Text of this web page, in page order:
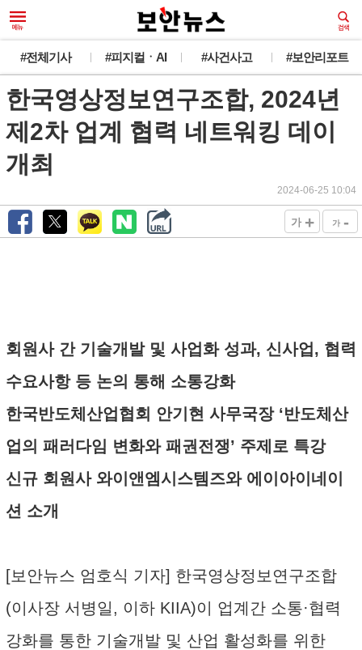
#전체기사 #피지컬ㆍAI #사건사고 #보안리포트
한국영상정보연구조합, 2024년
제2차 업계 협력 네트워킹 데이
개최
2024-06-25 10:04
가 + 가 -
회원사 간 기술개발 및 사업화 성과, 신사업, 협력
수요사항 등 논의 통해 소통강화
한국반도체산업협회 안기현 사무국장 ‘반도체산
업의 패러다임 변화와 패권전쟁’ 주제로 특강
신규 회원사 와이앤엠시스템즈와 에이아이네이
션 소개
[보안뉴스 엄호식 기자] 한국영상정보연구조합
(이사장 서병일, 이하 KIIA)이 업계간 소통·협력
강화를 통한 기술개발 및 산업 활성화를 위한